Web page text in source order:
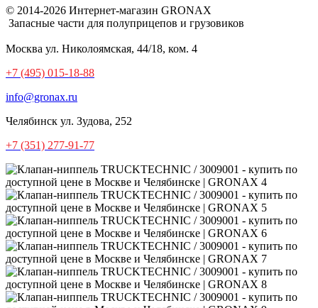
© 2014-2026 Интернет-магазин GRONAX
Запасные части для полуприцепов и грузовиков
Москва ул. Николоямская, 44/18, ком. 4
+7 (495) 015-18-88
info@gronax.ru
Челябинск ул. Зудова, 252
+7 (351) 277-91-77